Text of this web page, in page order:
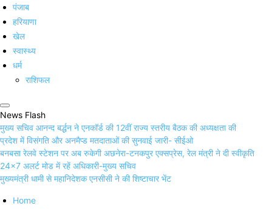
पंजाब
हरियाणा
खेल
स्वास्थ्य
धर्म
राशिफल
News Flash
मुख्य सचिव आनन्द बर्द्धन ने एनकॉर्ड की 12वीं राज्य स्तरीय बैठक की अध्यक्षता की
प्रदेश में विसंगति और अनमैप्ड मतदाताओं की सुनवाई जारी- सीईओ
बनबसा रेलवे स्टेशन पर अब रुकेगी अछनेरा-टनकपुर एक्सप्रेस, रेल मंत्री ने दी स्वीकृति
24×7 अलर्ट मोड में रहें अधिकारी-मुख्य सचिव
मुख्यमंत्री धामी से महानिदेशक एनसीसी ने की शिष्टाचार भेंट
Home